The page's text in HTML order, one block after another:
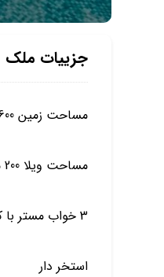
جزییات ملک
مساحت زمین 600 متر
مساحت ویلا 200 متر
3 خواب مستر با کمد دیواری
استخر دار